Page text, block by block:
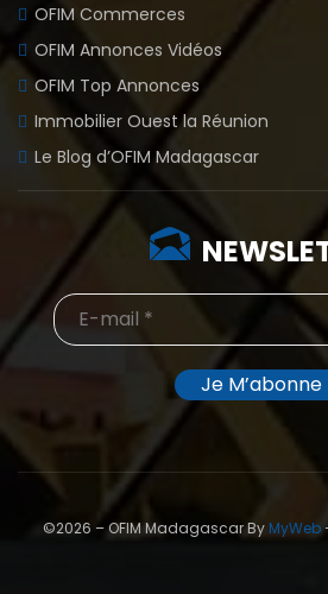
OFIM Commerces
OFIM Annonces Vidéos
OFIM Top Annonces
Immobilier Ouest la Réunion
Le Blog d’OFIM Madagascar
©2026 – OFIM Madagascar ByMyWeb